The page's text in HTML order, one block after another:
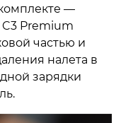
—
Premium
частью и
налета в
зарядки